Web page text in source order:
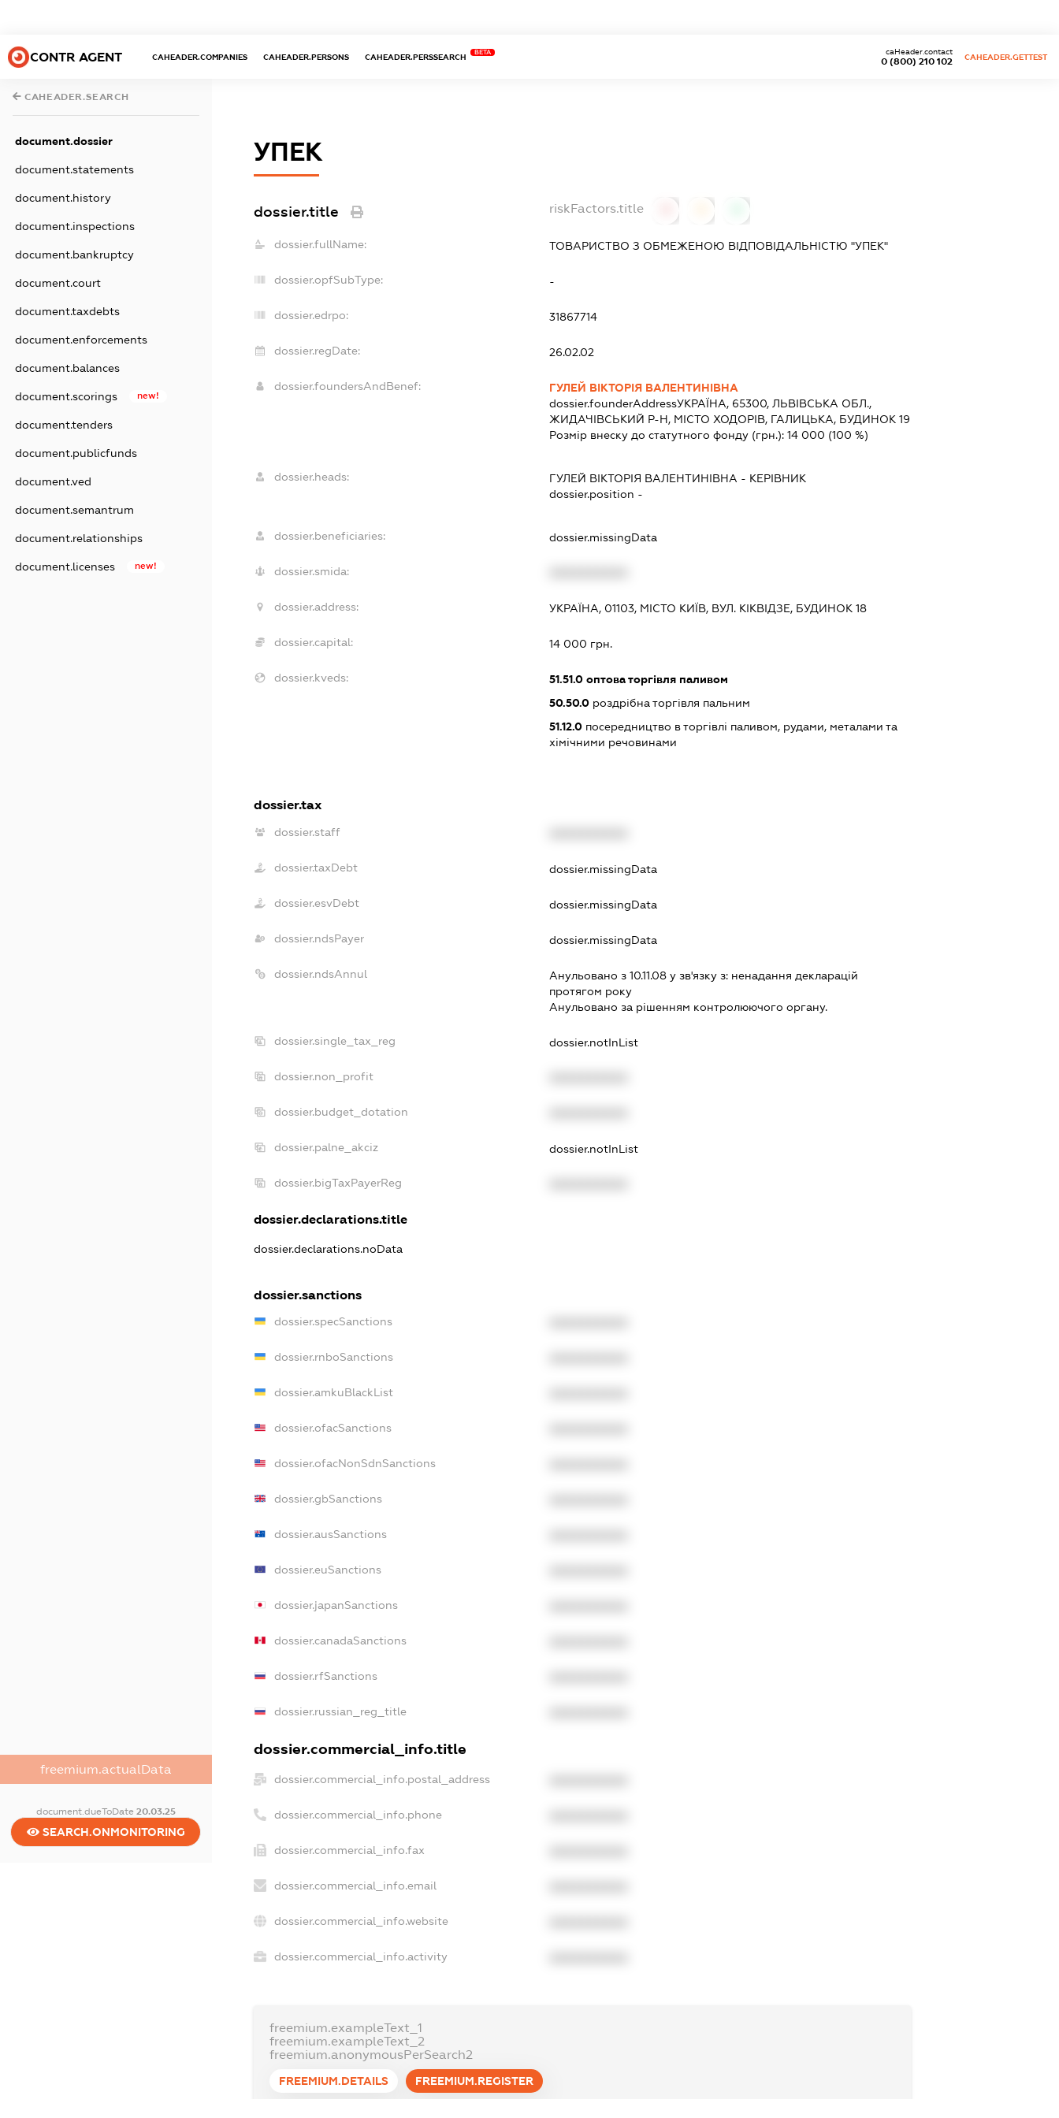
CONTR AGENT CAHEADER.COMPANIES CAHEADER.PERSONS CAHEADER.PERSSEARCH
BETA
0 (800) 210 102
caHeader.contact
CAHEADER.GETTEST
CAHEADER.SEARCH
document.dossier
document.statements
document.history
document.inspections
document.bankruptcy
document.court
document.taxdebts
document.enforcements
document.balances
document.scorings new!
document.tenders
document.publicfunds
document.ved
document.semantrum
document.relationships
document.licenses new!
freemium.actualData
document.dueToDate 20.03.25
SEARCH.ONMONITORING
УПЕК
dossier.title riskFactors.title
dossier.fullName: ТОВАРИСТВО З ОБМЕЖЕНОЮ ВІДПОВІДАЛЬНІСТЮ "УПЕК"
dossier.opfSubType: -
dossier.edrpo: 31867714
dossier.regDate: 26.02.02
dossier.foundersAndBenef:
ГУЛЕЙ ВІКТОРІЯ ВАЛЕНТИНІВНА
dossier.founderAddressУКРАЇНА, 65300, ЛЬВІВСЬКА ОБЛ.,
ЖИДАЧІВСЬКИЙ Р-Н, МІСТО ХОДОРІВ, ГАЛИЦЬКА, БУДИНОК 19
Розмір внеску до статутного фонду (грн.):14 000 (100 %)
dossier.heads: ГУЛЕЙ ВІКТОРІЯ ВАЛЕНТИНІВНА - КЕРІВНИК
dossier.position -
dossier.beneficiaries: dossier.missingData
dossier.smida:
dossier.address: УКРАЇНА, 01103, МІСТО КИЇВ, ВУЛ. КІКВІДЗЕ, БУДИНОК 18
dossier.capital: 14 000 грн.
dossier.kveds: 51.51.0 оптова торгівля паливом
50.50.0 роздрібна торгівля пальним
51.12.0 посередництво в торгівлі паливом, рудами, металами та
хімічними речовинами
dossier.tax
dossier.staff
dossier.taxDebt dossier.missingData
dossier.esvDebt dossier.missingData
dossier.ndsPayer dossier.missingData
dossier.ndsAnnul Анульовано з 10.11.08 у зв'язку з: ненадання декларацiй
протягом року
Анульовано за рiшенням контролюючого органу.
dossier.single_tax_reg dossier.notInList
dossier.non_profit
dossier.budget_dotation
dossier.palne_akciz dossier.notInList
dossier.bigTaxPayerReg
dossier.declarations.title
dossier.declarations.noData
dossier.sanctions
dossier.specSanctions
dossier.rnboSanctions
dossier.amkuBlackList
dossier.ofacSanctions
dossier.ofacNonSdnSanctions
dossier.gbSanctions
dossier.ausSanctions
dossier.euSanctions
dossier.japanSanctions
dossier.canadaSanctions
dossier.rfSanctions
dossier.russian_reg_title
dossier.commercial_info.title
dossier.commercial_info.postal_address
dossier.commercial_info.phone
dossier.commercial_info.fax
dossier.commercial_info.email
dossier.commercial_info.website
dossier.commercial_info.activity
freemium.exampleText_1
freemium.exampleText_2
freemium.anonymousPerSearch2
FREEMIUM.DETAILS FREEMIUM.REGISTER